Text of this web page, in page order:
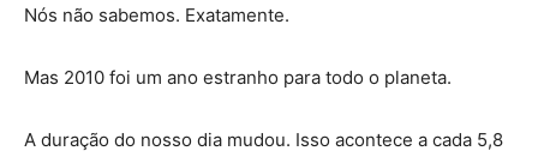
Nós não sabemos. Exatamente.
Mas 2010 foi um ano estranho para todo o planeta.
A duração do nosso dia mudou. Isso acontece a cada 5,8